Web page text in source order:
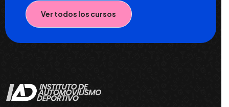
Ver todos los cursos